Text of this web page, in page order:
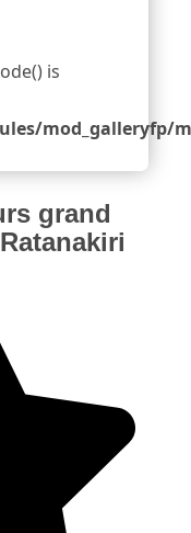
is
mod_galleryfp/
grand